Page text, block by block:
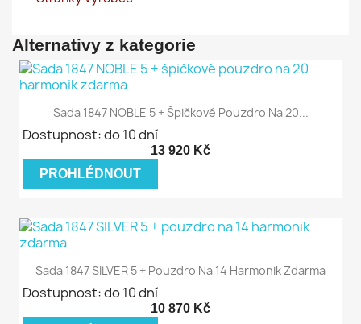
Alternativy z kategorie
Sada 1847 NOBLE 5 + Špičkové Pouzdro Na 20...
Dostupnost: do 10 dní
13 920 Kč
PROHLÉDNOUT
Sada 1847 SILVER 5 + Pouzdro Na 14 Harmonik Zdarma
Dostupnost: do 10 dní
10 870 Kč